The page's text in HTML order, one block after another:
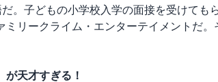
。子どもの小学校入学の面接を受けても
リークライム・エンターテイメントだ。
天才すぎる！